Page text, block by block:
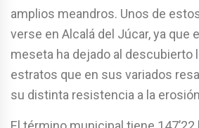
amplios meandros. Unos de
verse en Alcalá del Júcar, ya que
meseta ha dejado al descubierto
estratos que en sus variados
su distinta resistencia a la